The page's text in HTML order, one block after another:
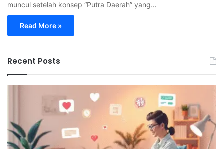
muncul setelah konsep “Putra Daerah” yang…
Read More »
Recent Posts